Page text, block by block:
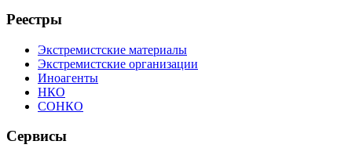
Реестры
Экстремистские материалы
Экстремистские организации
Иноагенты
НКО
СОНКО
Сервисы